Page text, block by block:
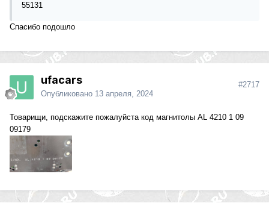
55131
Спасибо подошло
ufacars
Опубликовано 13 апреля, 2024
#2717
Товарищи, подскажите пожалуйста код магнитолы AL 4210 1 09
09179